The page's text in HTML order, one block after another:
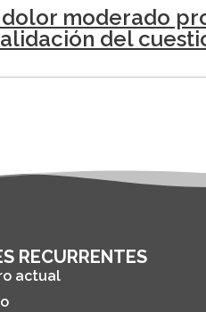
moderado
del
RECURRENTES
actual